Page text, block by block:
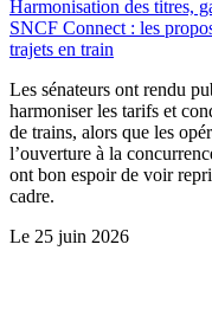
Harmonisation des titres,
SNCF Connect : les
trajets en train
Les sénateurs ont rendu
harmoniser les tarifs et
de trains, alors que les
l’ouverture à la
ont bon espoir de voir
cadre.
Le 25 juin 2026